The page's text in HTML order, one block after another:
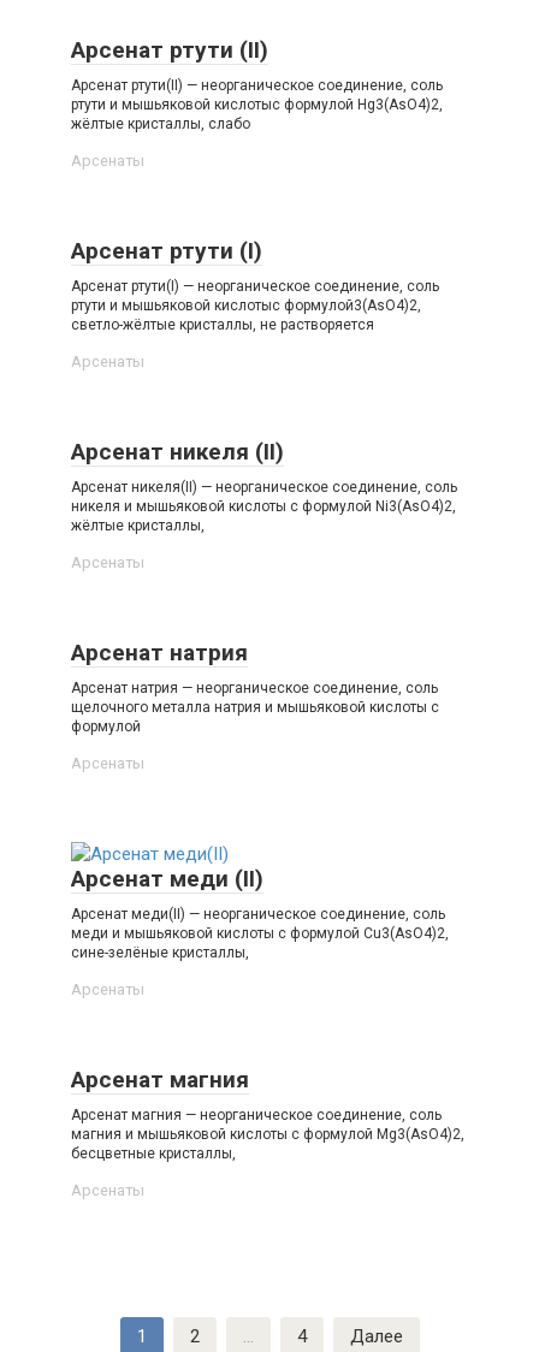
Арсенат ртути (II)
Арсенат ртути(II) — неорганическое соединение, соль
ртути и мышьяковой кислотыс формулой Hg3(AsO4)2,
жёлтые кристаллы, слабо
Арсенаты‎
Арсенат ртути (I)
Арсенат ртути(I) — неорганическое соединение, соль
ртути и мышьяковой кислотыс формулой3(AsO4)2,
светло-жёлтые кристаллы, не растворяется
Арсенаты‎
Арсенат никеля (II)
Арсенат никеля(II) — неорганическое соединение, соль
никеля и мышьяковой кислоты с формулой Ni3(AsO4)2,
жёлтые кристаллы,
Арсенаты‎
Арсенат натрия
Арсенат натрия — неорганическое соединение, соль
щелочного металла натрия и мышьяковой кислоты с
формулой
Арсенаты‎
Арсенат меди (II)
Арсенат меди(II) — неорганическое соединение, соль
меди и мышьяковой кислоты с формулой Cu3(AsO4)2,
сине-зелёные кристаллы,
Арсенаты‎
Арсенат магния
Арсенат магния — неорганическое соединение, соль
магния и мышьяковой кислоты с формулой Mg3(AsO4)2,
бесцветные кристаллы,
Арсенаты‎
1 2 … 4 Далее